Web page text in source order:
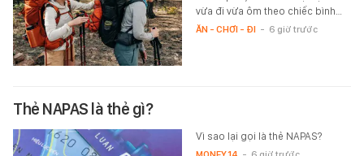
vừa đi vừa ôm theo chiếc bình…
ĂN - CHƠI - ĐI - 6 giờ trước
Thẻ NAPAS là thẻ gì?
Vì sao lại gọi là thẻ NAPAS?